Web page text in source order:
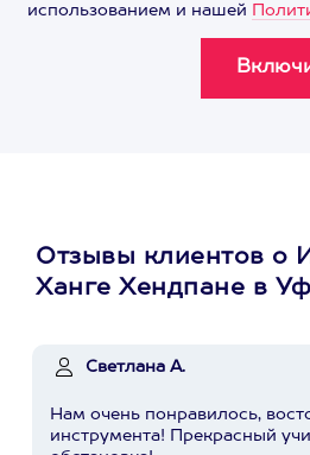
использованием и нашей
Отзывы клиентов о
Ханге Хендпане в
Светлана А.
Нам очень понравилось,
инструмента! Прекрасный